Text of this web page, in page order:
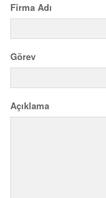
Firma Adı
Görev
Açıklama